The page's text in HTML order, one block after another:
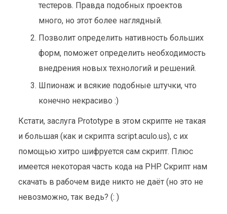
тестеров. Правда подобных проектов
много, но этот более наглядный.
Позволит определить нативность больших
форм, поможет определить необходимость
внедрения новых технологий и решений.
Шпионаж и всякие подобные штучки, что
конечно некрасиво :)
Кстати, заслуга Prototype в этом скрипте не такая
и большая (как и скрипта script.aculo.us), с их
помощью хитро шифруется сам скрипт. Плюс
имеется некоторая часть кода на PHP. Скрипт нам
скачать в рабочем виде никто не даёт (но это не
невозможно, так ведь? (: )